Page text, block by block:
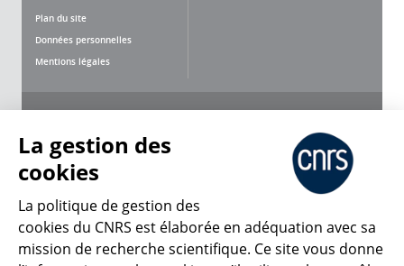
Plan du site
Données personnelles
Mentions légales
CNRS Le Mag
La gestion des
cookies
La politique de gestion des
cookies du CNRS est élaborée en adéquation avec sa
mission de recherche scientifique. Ce site vous donne